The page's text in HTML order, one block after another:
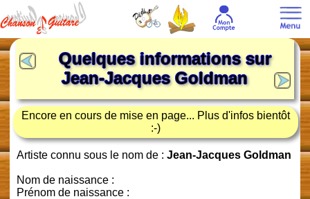
Quelques informations sur
Jean-Jacques Goldman
Encore en cours de mise en page... Plus d'infos bientôt
:-)
Artiste connu sous le nom de : Jean-Jacques Goldman
Nom de naissance :
Prénom de naissance :